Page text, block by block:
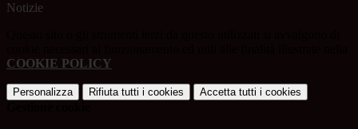
Notizie
COOKIE POLICY
Personalizza Rifiuta tutti i cookies Accetta tutti i cookies